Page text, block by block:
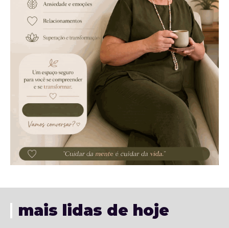
mais lidas de hoje